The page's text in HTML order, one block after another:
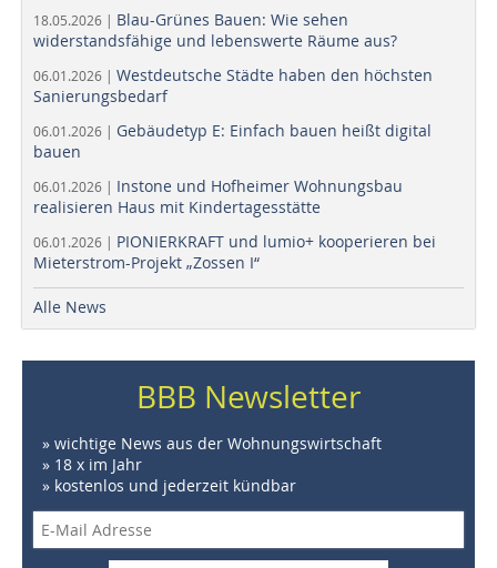
18.05.2026 | Blau-Grünes Bauen: Wie sehen
widerstandsfähige und lebenswerte Räume aus?
06.01.2026 | Westdeutsche Städte haben den höchsten
Sanierungsbedarf
06.01.2026 | Gebäudetyp E: Einfach bauen heißt digital
bauen
06.01.2026 | Instone und Hofheimer Wohnungsbau
realisieren Haus mit Kindertagesstätte
06.01.2026 | PIONIERKRAFT und lumio+ kooperieren bei
Mieterstrom-Projekt „Zossen I“
Alle News
BBB Newsletter
» wichtige News aus der Wohnungswirtschaft
» 18 x im Jahr
» kostenlos und jederzeit kündbar